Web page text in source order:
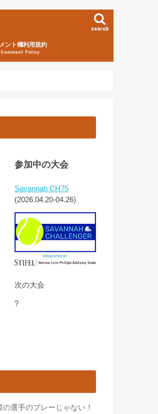
search
ント欄利用規約
Comment Policy
参加中の大会
Savannah CH75
(2026.04.20-04.26)
次の大会
?
の選手のプレーじゃない！